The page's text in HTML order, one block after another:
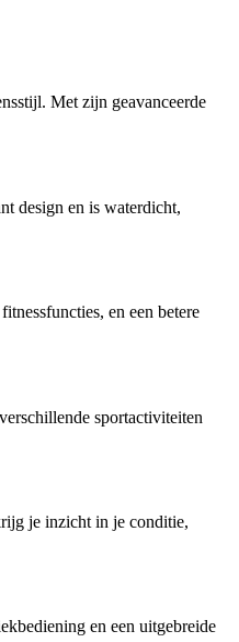
Met zijn geavanceerde
design en is waterdicht,
en een betere
sportactiviteiten
je inzicht in je conditie,
en een uitgebreide